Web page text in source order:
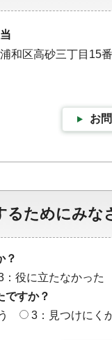
和区高砂三丁目15
お
るためにみな
？
：役に立たなかった
ですか？
3：見つけにく